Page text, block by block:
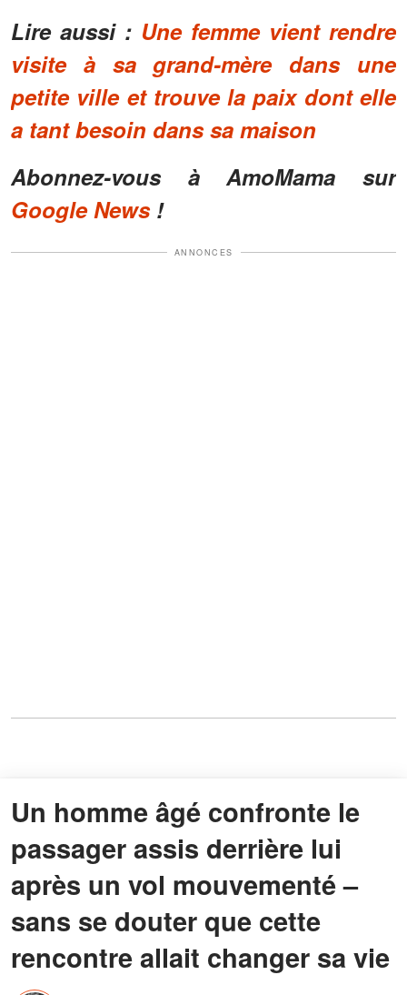
Lire aussi : Une femme vient rendre
visite à sa grand-mère dans une
petite ville et trouve la paix dont elle
a tant besoin dans sa maison
Abonnez-vous à AmoMama sur
Google News!
ANNONCES
Un homme âgé confronte le
passager assis derrière lui
après un vol mouvementé –
sans se douter que cette
rencontre allait changer sa vie